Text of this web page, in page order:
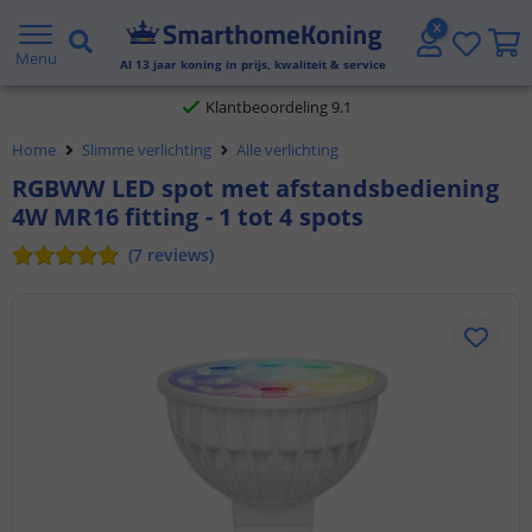
Menu Al 13 jaar koning in prijs, kwaliteit & service
Gratis verzending vanaf € 20,- NL en BE
Klantbeoordeling 9.1
Voor 23:45 uur besteld,morgen in huis
Home Slimme verlichting Alle verlichting
RGBWW LED spot met afstandsbediening
4W MR16 fitting - 1 tot 4 spots
(7 reviews)